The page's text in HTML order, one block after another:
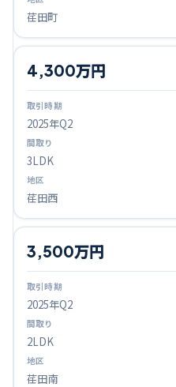
荏田町
2025年Q2
4,300万円
3LDK
荏田西
2025年Q2
3,500万円
2LDK
荏田南